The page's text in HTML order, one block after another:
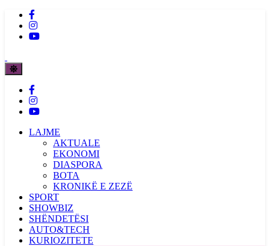
LAJME
AKTUALE
EKONOMI
DIASPORA
BOTA
KRONIKË E ZEZË
SPORT
SHOWBIZ
SHËNDETËSI
AUTO&TECH
KURIOZITETE